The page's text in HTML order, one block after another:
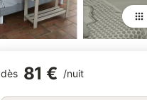
dès 81 € /nuit